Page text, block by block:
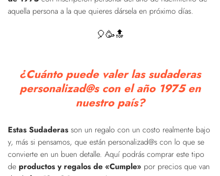
aquella persona a la que quieres dársela en próximo días.
🎈🥳🔝
¿Cuánto puede valer las sudaderas
personalizad@s con el año 1975 en
nuestro país?
Estas Sudaderas son un regalo con un costo realmente bajo
y, más si pensamos, que están personalizad@s con lo que se
convierte en un buen detalle. Aquí podrás comprar este tipo
de productos y regalos de «Cumple» por precios que van